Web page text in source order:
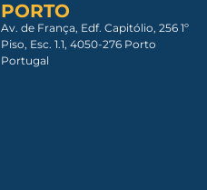
PORTO
Av. de França, Edf. Capitólio, 256 1º
Piso, Esc. 1.1, 4050-276 Porto
Portugal